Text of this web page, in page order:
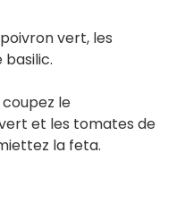
vert, les
coupez le
et les tomates de
la feta.